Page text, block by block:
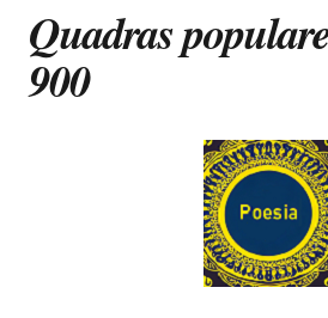
Quadras
900